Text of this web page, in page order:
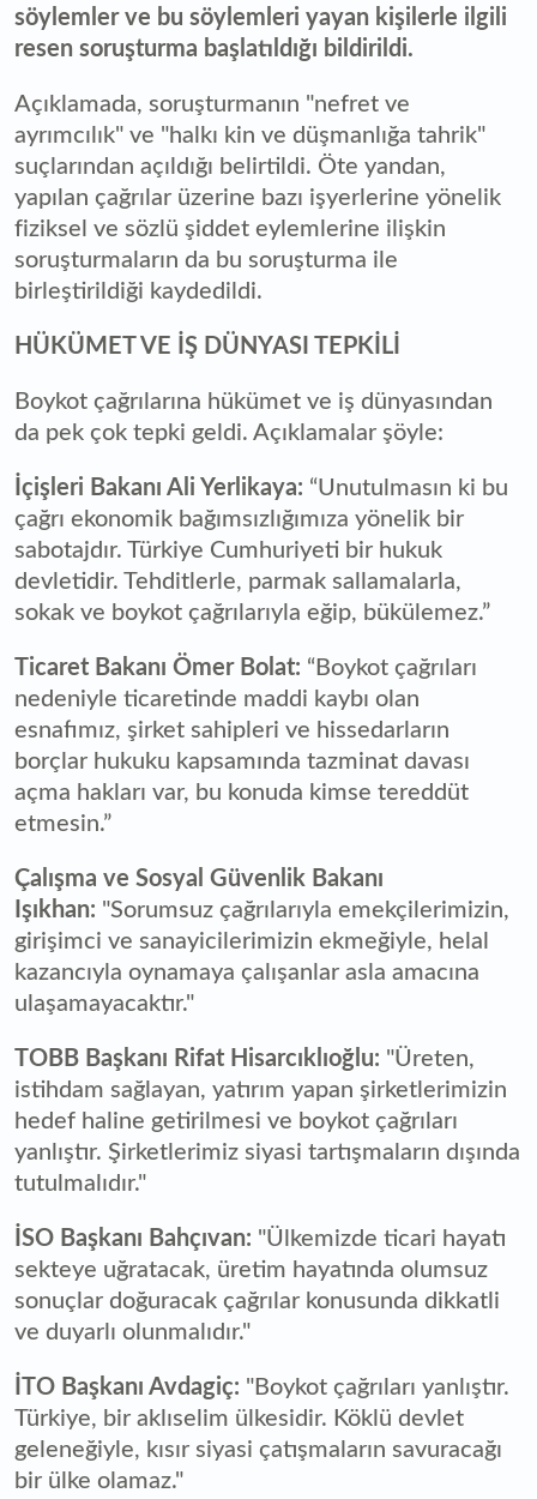
söylemler ve bu söylemleri yayan kişilerle ilgili
resen soruşturma başlatıldığı bildirildi.
Açıklamada, soruşturmanın "nefret ve
ayrımcılık" ve "halkı kin ve düşmanlığa tahrik"
suçlarından açıldığı belirtildi. Öte yandan,
yapılan çağrılar üzerine bazı işyerlerine yönelik
fiziksel ve sözlü şiddet eylemlerine ilişkin
soruşturmaların da bu soruşturma ile
birleştirildiği kaydedildi.
HÜKÜMET VE İŞ DÜNYASI TEPKİLİ
Boykot çağrılarına hükümet ve iş dünyasından
da pek çok tepki geldi. Açıklamalar şöyle:
İçişleri Bakanı Ali Yerlikaya: “Unutulmasın ki bu
çağrı ekonomik bağımsızlığımıza yönelik bir
sabotajdır. Türkiye Cumhuriyeti bir hukuk
devletidir. Tehditlerle, parmak sallamalarla,
sokak ve boykot çağrılarıyla eğip, bükülemez.”
Ticaret Bakanı Ömer Bolat: “Boykot çağrıları
nedeniyle ticaretinde maddi kaybı olan
esnafımız, şirket sahipleri ve hissedarların
borçlar hukuku kapsamında tazminat davası
açma hakları var, bu konuda kimse tereddüt
etmesin.”
Çalışma ve Sosyal Güvenlik Bakanı
Işıkhan: "Sorumsuz çağrılarıyla emekçilerimizin,
girişimci ve sanayicilerimizin ekmeğiyle, helal
kazancıyla oynamaya çalışanlar asla amacına
ulaşamayacaktır."
TOBB Başkanı Rifat Hisarcıklıoğlu: "Üreten,
istihdam sağlayan, yatırım yapan şirketlerimizin
hedef haline getirilmesi ve boykot çağrıları
yanlıştır. Şirketlerimiz siyasi tartışmaların dışında
tutulmalıdır."
İSO Başkanı Bahçıvan: "Ülkemizde ticari hayatı
sekteye uğratacak, üretim hayatında olumsuz
sonuçlar doğuracak çağrılar konusunda dikkatli
ve duyarlı olunmalıdır."
İTO Başkanı Avdagiç: "Boykot çağrıları yanlıştır.
Türkiye, bir aklıselim ülkesidir. Köklü devlet
geleneğiyle, kısır siyasi çatışmaların savuracağı
bir ülke olamaz."